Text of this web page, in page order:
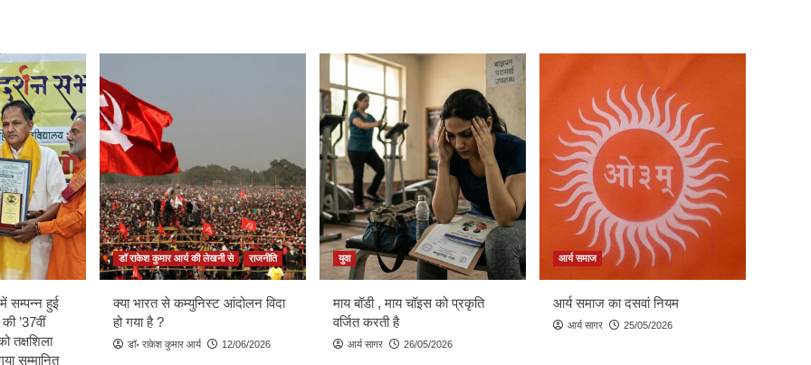
में सम्पन्न हुई
’37वीं
तक्षशिला
सम्मानित
डॉ राकेश कुमार आर्य की लेखनी से राजनीति
क्या भारत से कम्युनिस्ट आंदोलन विदा
हो गया है ?
डॉ॰ राकेश कुमार आर्य 12/06/2026
युवा
माय बॉडी , माय चॉइस को प्रकृति
वर्जित करती है
आर्य सागर 26/05/2026
आर्य समाज
आर्य समाज का दसवां नियम
आर्य सागर 25/05/2026